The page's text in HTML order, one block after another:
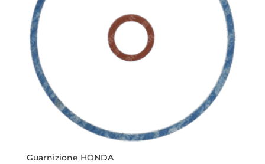
Guarnizione HONDA